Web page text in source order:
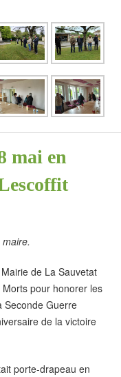
mai en
de La Sauvetat
pour honorer les
Seconde Guerre
de la victoire
porte-drapeau en